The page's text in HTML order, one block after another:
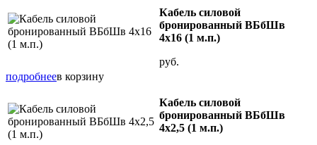
Кабель силовой
бронированный ВБбШв
4х16 (1 м.п.)
руб.
подробнеев корзину
Кабель силовой
бронированный ВБбШв
4х2,5 (1 м.п.)